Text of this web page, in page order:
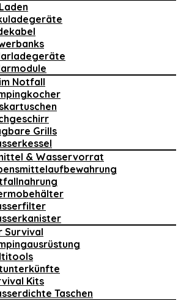
Notfall
Grills
& Wasservorrat
Survival
Kits
Taschen